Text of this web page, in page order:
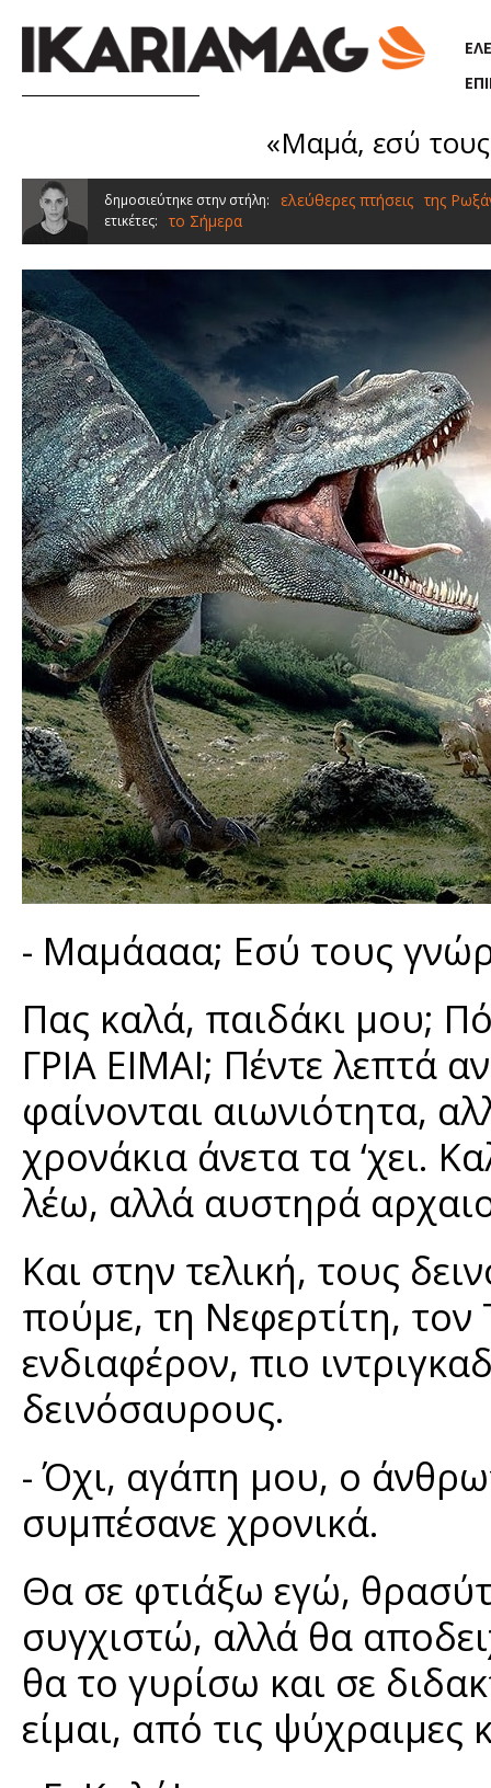
«Μαμά, εσύ
δημοσιεύτηκε στην στήλη: ελεύθερες πτήσεις της
ετικέτες: το Σήμερα
- Μαμάααα; Εσύ τους
Πας καλά, παιδάκι μου;
ΓΡΙΑ ΕΙΜΑΙ; Πέντε λεπτά
φαίνονται αιωνιότητα,
χρονάκια άνετα τα ‘χει.
λέω, αλλά αυστηρά
Και στην τελική, τους
πούμε, τη Νεφερτίτη, τον
ενδιαφέρον, πιο
δεινόσαυρους.
- Όχι, αγάπη μου, ο
συμπέσανε χρονικά.
Θα σε φτιάξω εγώ,
συγχιστώ, αλλά θα
θα το γυρίσω και σε
είμαι, από τις ψύχραιμες